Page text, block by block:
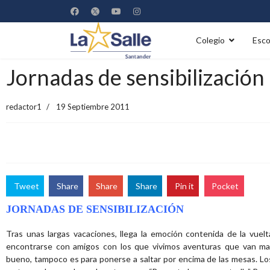
Colegio
Jornadas de sensibilización
redactor1 19 Septiembre 2011
Tweet Share Share Share Pin it Pocket
JORNADAS DE SENSIBILIZACIÓN
Tras unas largas vacaciones, llega la emoción contenida de la
encontrarse con amigos con los que vivimos aventuras que van
bueno, tampoco es para ponerse a saltar por encima de las mesas.